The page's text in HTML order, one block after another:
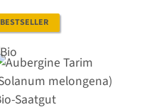
BESTSELLER